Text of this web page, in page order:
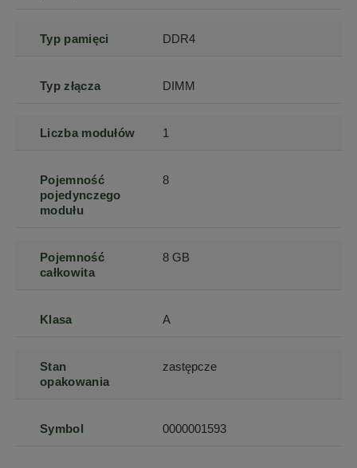
Typ pamięci DDR4
Typ złącza DIMM
Liczba modułów 1
Pojemność
pojedynczego
modułu
8
Pojemność
całkowita
8 GB
Klasa A
Stan
opakowania
zastępcze
Symbol 0000001593